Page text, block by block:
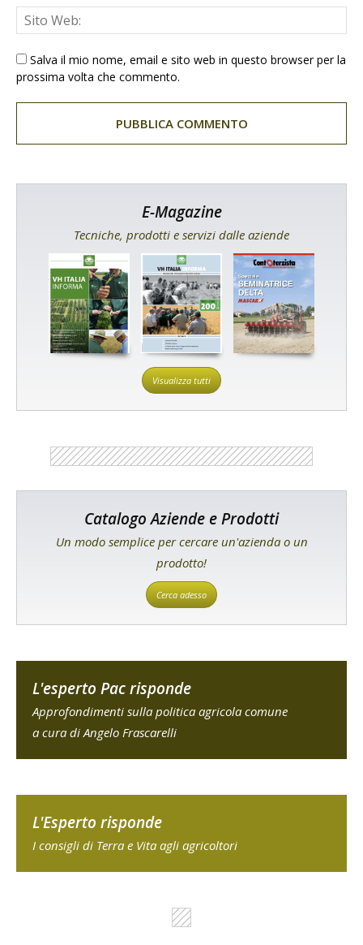
Salva il mio nome, email e sito web in questo browser per la
prossima volta che commento.
E-Magazine
Tecniche, prodotti e servizi dalle aziende
Visualizza tutti
Catalogo Aziende e Prodotti
Un modo semplice per cercare un'azienda o un
prodotto!
Cerca adesso
L'esperto Pac risponde
Approfondimenti sulla politica agricola comune
a cura di Angelo Frascarelli
L'Esperto risponde
I consigli di Terra e Vita agli agricoltori